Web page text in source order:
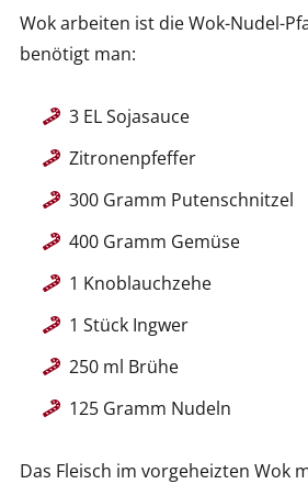
Wok arbeiten ist die Wok-Nudel-
benötigt man:
3 EL Sojasauce
Zitronenpfeffer
300 Gramm Putenschnitzel
400 Gramm Gemüse
1 Knoblauchzehe
1 Stück Ingwer
250 ml Brühe
125 Gramm Nudeln
Das Fleisch im vorgeheizten Wok